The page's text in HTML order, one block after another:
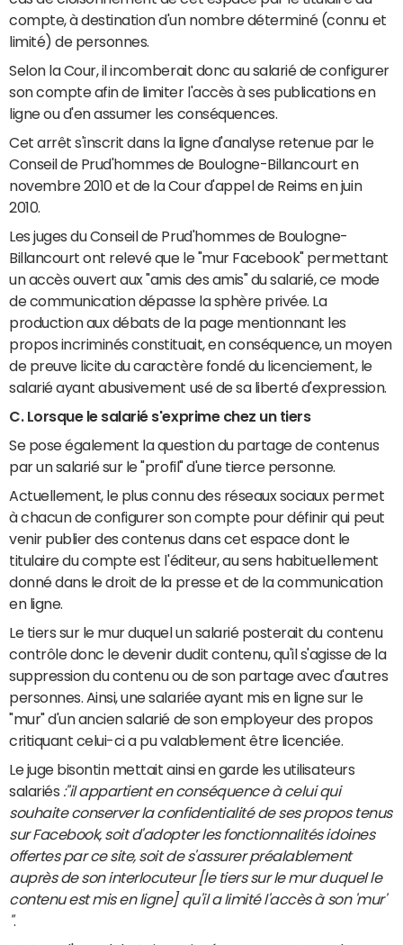
compte, à destination d'un nombre déterminé (connu et
limité) de personnes.
Selon la Cour, il incomberait donc au salarié de configurer
son compte afin de limiter l'accès à ses publications en
ligne ou d'en assumer les conséquences.
Cet arrêt s'inscrit dans la ligne d'analyse retenue par le
Conseil de Prud'hommes de Boulogne-Billancourt en
novembre 2010 et de la Cour d'appel de Reims en juin
2010.
Les juges du Conseil de Prud'hommes de Boulogne-
Billancourt ont relevé que le "mur Facebook" permettant
un accès ouvert aux "amis des amis" du salarié, ce mode
de communication dépasse la sphère privée. La
production aux débats de la page mentionnant les
propos incriminés constituait, en conséquence, un moyen
de preuve licite du caractère fondé du licenciement, le
salarié ayant abusivement usé de sa liberté d'expression.
C. Lorsque le salarié s'exprime chez un tiers
Se pose également la question du partage de contenus
par un salarié sur le "profil" d'une tierce personne.
Actuellement, le plus connu des réseaux sociaux permet
à chacun de configurer son compte pour définir qui peut
venir publier des contenus dans cet espace dont le
titulaire du compte est l'éditeur, au sens habituellement
donné dans le droit de la presse et de la communication
en ligne.
Le tiers sur le mur duquel un salarié posterait du contenu
contrôle donc le devenir dudit contenu, qu'il s'agisse de la
suppression du contenu ou de son partage avec d'autres
personnes. Ainsi, une salariée ayant mis en ligne sur le
"mur" d'un ancien salarié de son employeur des propos
critiquant celui-ci a pu valablement être licenciée.
Le juge bisontin mettait ainsi en garde les utilisateurs
salariés :"il appartient en conséquence à celui qui
souhaite conserver la confidentialité de ses propos tenus
sur Facebook, soit d'adopter les fonctionnalités idoines
offertes par ce site, soit de s'assurer préalablement
auprès de son interlocuteur [le tiers sur le mur duquel le
contenu est mis en ligne] qu'il a limité l'accès à son 'mur'
".